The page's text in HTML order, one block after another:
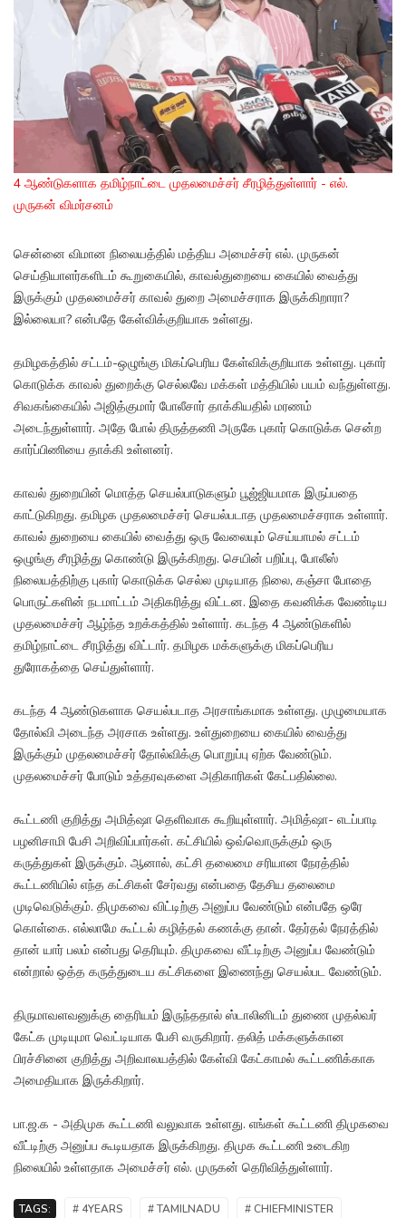
4 ஆண்டுகளாக தமிழ்நாட்டை முதலமைச்சர் சீரழித்துள்ளார் - எல்.
முருகன் விமர்சனம்
சென்னை விமான நிலையத்தில் மத்திய அமைச்சர் எல். முருகன்
செய்தியாளர்களிடம் கூறுகையில், காவல்துறையை கையில் வைத்து
இருக்கும் முதலமைச்சர் காவல் துறை அமைச்சராக இருக்கிறாரா?
இல்லையா? என்பதே கேள்விக்குறியாக உள்ளது.
தமிழகத்தில் சட்டம்-ஒழுங்கு மிகப்பெரிய கேள்விக்குறியாக உள்ளது. புகார்
கொடுக்க காவல் துறைக்கு செல்லவே மக்கள் மத்தியில் பயம் வந்துள்ளது.
சிவகங்கையில் அஜித்குமார் போலீசார் தாக்கியதில் மரணம்
அடைந்துள்ளார். அதே போல் திருத்தணி அருகே புகார் கொடுக்க சென்ற
கார்ப்பிணியை தாக்கி உள்ளனர்.
காவல் துறையின் மொத்த செயல்பாடுகளும் பூஜ்ஜியமாக இருப்பதை
காட்டுகிறது. தமிழக முதலமைச்சர் செயல்படாத முதலமைச்சராக உள்ளார்.
காவல் துறையை கையில் வைத்து ஒரு வேலையும் செய்யாமல் சட்டம்
ஒழுங்கு சீரழித்து கொண்டு இருக்கிறது. செயின் பறிப்பு, போலீஸ்
நிலையத்திற்கு புகார் கொடுக்க செல்ல முடியாத நிலை, கஞ்சா போதை
பொருட்களின் நடமாட்டம் அதிகரித்து விட்டன. இதை கவனிக்க வேண்டிய
முதலமைச்சர் ஆழ்ந்த உறக்கத்தில் உள்ளார். கடந்த 4 ஆண்டுகளில்
தமிழ்நாட்டை சீரழித்து விட்டார். தமிழக மக்களுக்கு மிகப்பெரிய
துரோகத்தை செய்துள்ளார்.
கடந்த 4 ஆண்டுகளாக செயல்படாத அரசாங்கமாக உள்ளது. முழுமையாக
தோல்வி அடைந்த அரசாக உள்ளது. உள்துறையை கையில் வைத்து
இருக்கும் முதலமைச்சர் தோல்விக்கு பொறுப்பு ஏற்க வேண்டும்.
முதலமைச்சர் போடும் உத்தரவுகளை அதிகாரிகள் கேட்பதில்லை.
கூட்டணி குறித்து அமித்ஷா தெளிவாக கூறியுள்ளார். அமித்ஷா- எடப்பாடி
பழனிசாமி பேசி அறிவிப்பார்கள். கட்சியில் ஒவ்வொருக்கும் ஒரு
கருத்துகள் இருக்கும். ஆனால், கட்சி தலைமை சரியான நேரத்தில்
கூட்டணியில் எந்த கட்சிகள் சேர்வது என்பதை தேசிய தலைமை
முடிவெடுக்கும். திமுகவை விட்டிற்கு அனுப்ப வேண்டும் என்பதே ஒரே
கொள்கை. எல்லாமே கூட்டல் கழித்தல் கணக்கு தான். தேர்தல் நேரத்தில்
தான் யார் பலம் என்பது தெரியும். திமுகவை வீட்டிற்கு அனுப்ப வேண்டும்
என்றால் ஒத்த கருத்துடைய கட்சிகளை இணைந்து செயல்பட வேண்டும்.
திருமாவளவனுக்கு தைரியம் இருந்ததால் ஸ்டாலினிடம் துணை முதல்வர்
கேட்க முடியுமா வெட்டியாக பேசி வருகிறார். தலித் மக்களுக்கான
பிரச்சினை குறித்து அறிவாலயத்தில் கேள்வி கேட்காமல் கூட்டணிக்காக
அமைதியாக இருக்கிறார்.
பா.ஜ.க - அதிமுக கூட்டணி வலுவாக உள்ளது. எங்கள் கூட்டணி திமுகவை
வீட்டிற்கு அனுப்ப கூடியதாக இருக்கிறது. திமுக கூட்டணி உடைகிற
நிலையில் உள்ளதாக அமைச்சர் எல். முருகன் தெரிவித்துள்ளார்.
TAGS: # 4YEARS # TAMILNADU # CHIEFMINISTER